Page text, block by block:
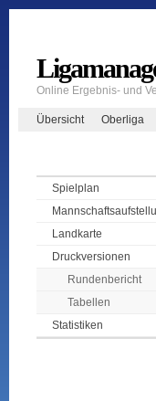
Online Ergebnis- und
Übersicht Oberliga
Spielplan
Landkarte
Druckversionen
Rundenbericht
Tabellen
Statistiken